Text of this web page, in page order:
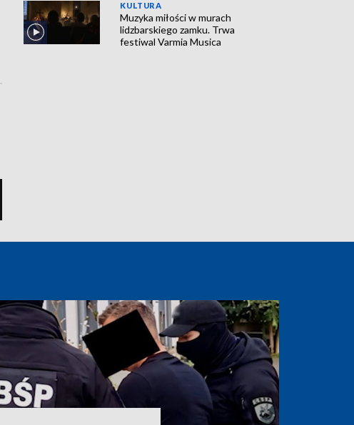
KULTURA
Muzyka miłości w murach
lidzbarskiego zamku. Trwa
festiwal Varmia Musica